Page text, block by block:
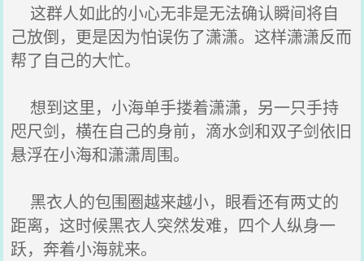
这群人如此的小心无非是无法确认瞬间将自
己放倒，更是因为怕误伤了潇潇。这样潇潇反而
帮了自己的大忙。
想到这里，小海单手搂着潇潇，另一只手持
咫尺剑，横在自己的身前，滴水剑和双子剑依旧
悬浮在小海和潇潇周围。
黑衣人的包围圈越来越小，眼看还有两丈的
距离，这时候黑衣人突然发难，四个人纵身一
跃，奔着小海就来。